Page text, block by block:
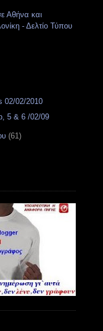
Αθήνα και
- Δελτίο Τύπου
02/02/2010
5 & 6 /02/09
(61)